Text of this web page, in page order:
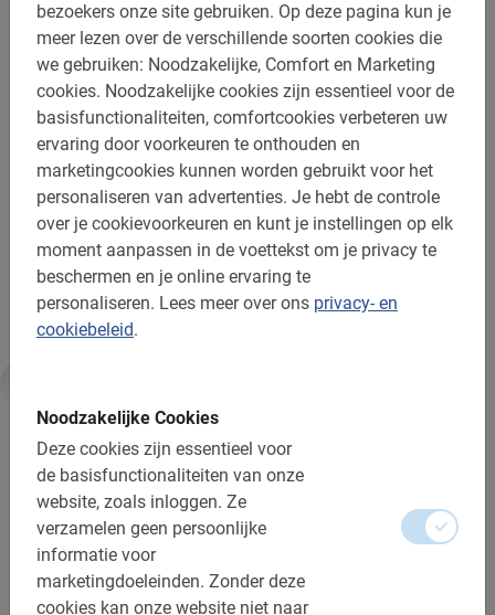
bezoekers onze site gebruiken. Op deze pagina kun je
meer lezen over de verschillende soorten cookies die
we gebruiken: Noodzakelijke, Comfort en Marketing
cookies. Noodzakelijke cookies zijn essentieel voor de
basisfunctionaliteiten, comfortcookies verbeteren uw
ervaring door voorkeuren te onthouden en
marketingcookies kunnen worden gebruikt voor het
personaliseren van advertenties. Je hebt de controle
over je cookievoorkeuren en kunt je instellingen op elk
moment aanpassen in de voettekst om je privacy te
beschermen en je online ervaring te
personaliseren. Lees meer over ons privacy- en
cookiebeleid.
Noodzakelijke Cookies
Deze cookies zijn essentieel voor
de basisfunctionaliteiten van onze
website, zoals inloggen. Ze
verzamelen geen persoonlijke
informatie voor
marketingdoeleinden. Zonder deze
cookies kan onze website niet naar
online bij Baja Bikes. Wil je zekerheid hebben van
beschikbaarheid? Boek dan direct via ons boekingsmenu
op onze pagina. Vul de benodigde gegevens in en plaats
je reservering. Goed om te weten: kinderen onder de 16
jaar profiteren bij deze fietstocht door Madrid nog van
een kinderkorting!
NB:de fiets is inbegrepen in de prijs.
Je stedentrip begint pas écht met de Madrid Fietstour
langs de belangrijkste bezienswaardigheden!
Informatie
Belangrijk om te weten:
Reserveren is verplicht
De betaling is vooraf via de website
Gratis wijzigen of annuleren tot 24u vooraf